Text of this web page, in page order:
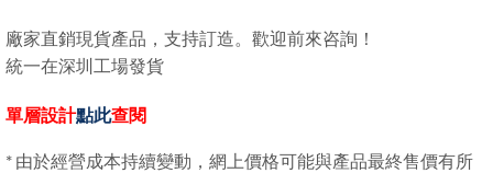
廠家直銷現貨產品，支持訂造。歡迎前來咨詢！
統一在深圳工場發貨
單層設計點此查閱
* 由於經營成本持續變動，網上價格可能與產品最終售價有所